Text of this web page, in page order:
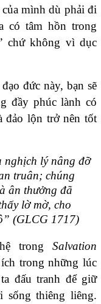
mình dù phải đi
có tâm hồn trong
chứ không vì dục
đức này, bạn sẽ
đầy phúc lành có
đảo lộn trở nên tốt
nghịch lý nâng đỡ
truân; chúng
ân thưởng đã
lờ mờ, cho
(GLCG 1717)
trong Salvation
trong những lúc
đấu tranh để giữ
sống thiêng liêng.